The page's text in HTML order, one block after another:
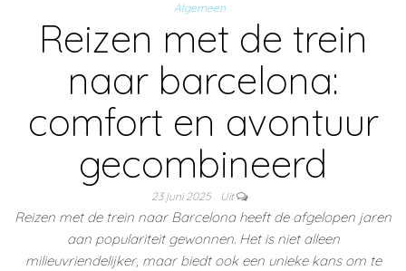
Algemeen
Reizen met de trein
naar barcelona:
comfort en avontuur
gecombineerd
23 juni 2025 Uit
Reizen met de trein naar Barcelona heeft de afgelopen jaren
aan populariteit gewonnen. Het is niet alleen
milieuvriendelijker, maar biedt ook een unieke kans om te